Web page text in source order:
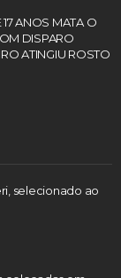
17 ANOS MATA O
DISPARO
ATINGIU ROSTO
selecionado ao